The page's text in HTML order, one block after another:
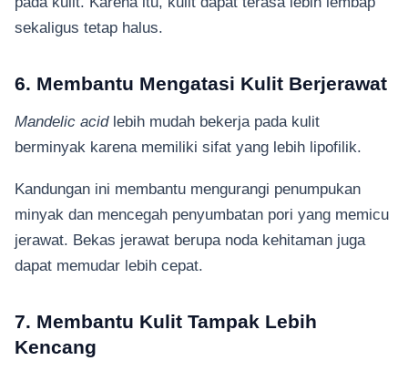
sekaligus tetap halus.
6. Membantu Mengatasi Kulit Berjerawat
Mandelic acid lebih mudah bekerja pada kulit
berminyak karena memiliki sifat yang lebih lipofilik.
Kandungan ini membantu mengurangi penumpukan
minyak dan mencegah penyumbatan pori yang memicu
jerawat. Bekas jerawat berupa noda kehitaman juga
dapat memudar lebih cepat.
7. Membantu Kulit Tampak Lebih
Kencang